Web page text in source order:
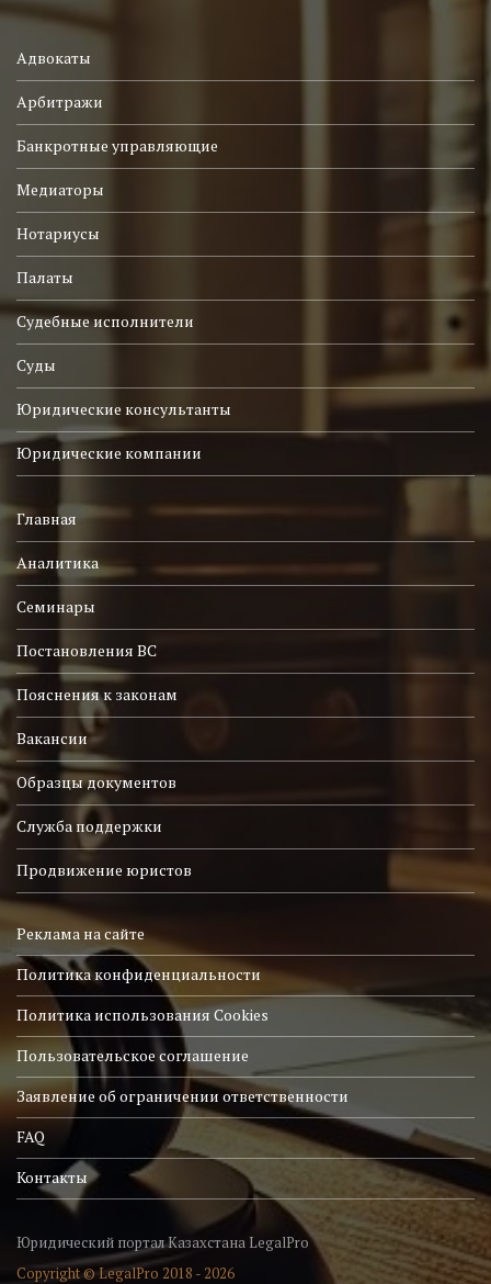
Адвокаты
Арбитражи
Банкротные управляющие
Медиаторы
Нотариусы
Палаты
Судебные исполнители
Суды
Юридические консультанты
Юридические компании
Главная
Аналитика
Семинары
Постановления ВС
Пояснения к законам
Вакансии
Образцы документов
Служба поддержки
Продвижение юристов
Реклама на сайте
Политика конфиденциальности
Политика использования Cookies
Пользовательское соглашение
Заявление об ограничении ответственности
FAQ
Контакты
Юридический портал Казахстана LegalPro
Copyright © LegalPro 2018 - 2026